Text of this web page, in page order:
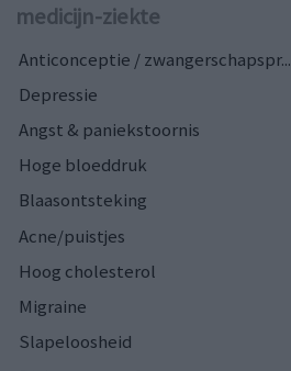
medicijn-ziekte
Anticonceptie / zwangerschapspr...
Depressie
Angst & paniekstoornis
Hoge bloeddruk
Blaasontsteking
Acne/puistjes
Hoog cholesterol
Migraine
Slapeloosheid